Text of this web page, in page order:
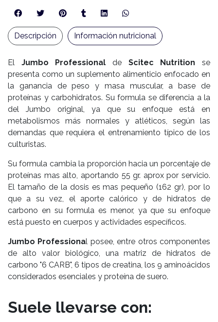
El Jumbo Professionalde Scitec Nutrition se
presenta como un suplemento alimenticio enfocado en
la ganancia de peso y masa muscular, a base de
proteínas y carbohidratos. Su formula se diferencia a la
del Jumbo original, ya que su enfoque está en
metabolismos más normales y atléticos, según las
demandas que requiera el entrenamiento típico de los
culturistas.
Su formula cambia la proporción hacia un porcentaje de
proteínas mas alto, aportando 55 gr. aprox por servicio.
El tamaño de la dosis es mas pequeño (162 gr), por lo
que a su vez, el aporte calórico y de hidratos de
carbono en su formula es menor, ya que su enfoque
está puesto en cuerpos y actividades específicos.
Jumbo Professional posee, entre otros componentes
de alto valor biológico, una matriz de hidratos de
carbono "6 CARB", 6 tipos de creatina, los 9 aminoácidos
considerados esenciales y proteína de suero.
Descripción Información nutricional
Suele llevarse con: